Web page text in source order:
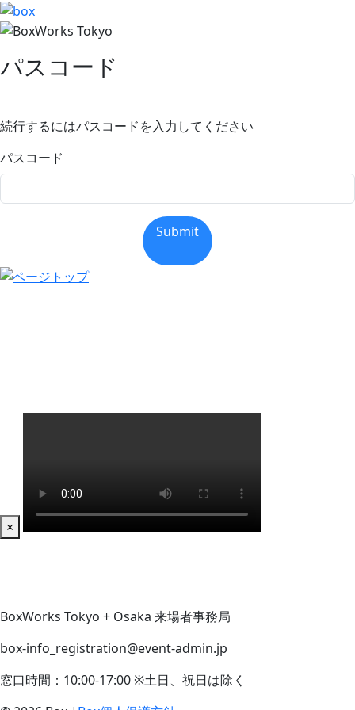
パスコード
続行するにはパスコードを入力してください
パスコード
Submit
BoxWorks Tokyo + Osaka 来場者事務局
box-info_registration@event-admin.jp
窓口時間：10:00-17:00 ※土日、祝日は除く
×